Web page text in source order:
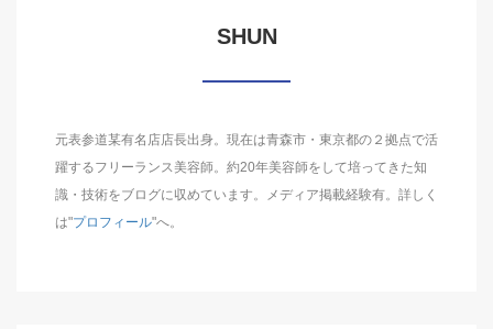
SHUN
元表参道某有名店店長出身。現在は青森市・東京都の２拠点で活
躍するフリーランス美容師。約20年美容師をして培ってきた知
識・技術をブログに収めています。メディア掲載経験有。詳しく
は"プロフィール"へ。